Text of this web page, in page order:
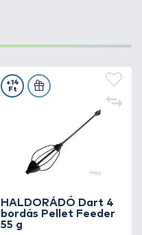
HALDORÁDÓ Dart 4
bordás Pellet Feeder
55 g
+14
Ft